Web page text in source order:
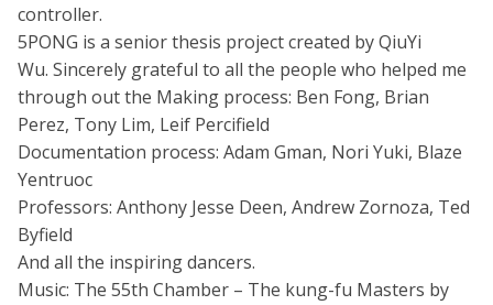
controller.
5PONG is a senior thesis project created by QiuYi
Wu. Sincerely grateful to all the people who helped me
through out the Making process: Ben Fong, Brian
Perez, Tony Lim, Leif Percifield
Documentation process: Adam Gman, Nori Yuki, Blaze
Yentruoc
Professors: Anthony Jesse Deen, Andrew Zornoza, Ted
Byfield
And all the inspiring dancers.
Music: The 55th Chamber – The kung-fu Masters by